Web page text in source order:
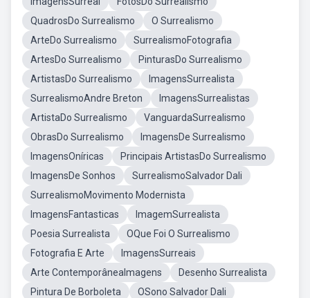
QuadrosDo Surrealismo
O Surrealismo
ArteDo Surrealismo
SurrealismoFotografia
ArtesDo Surrealismo
PinturasDo Surrealismo
ArtistasDo Surrealismo
ImagensSurrealista
SurrealismoAndre Breton
ImagensSurrealistas
ArtistaDo Surrealismo
VanguardaSurrealismo
ObrasDo Surrealismo
ImagensDe Surrealismo
ImagensOníricas
Principais ArtistasDo Surrealismo
ImagensDe Sonhos
SurrealismoSalvador Dali
SurrealismoMovimento Modernista
ImagensFantasticas
ImagemSurrealista
Poesia Surrealista
OQue Foi O Surrealismo
Fotografia E Arte
ImagensSurreais
Arte ContemporâneaImagens
Desenho Surrealista
Pintura De Borboleta
OSono Salvador Dali